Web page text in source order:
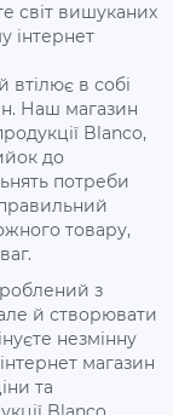
світ вишуканих
інтернет
втілює в собі
Наш магазин
Blanco,
до
потреби
товару,
з
й створювати
незмінну
магазин
та